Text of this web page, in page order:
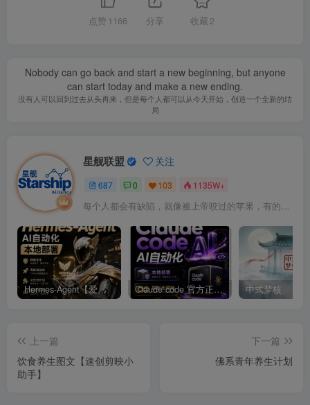
点赞 1166 分享 收藏 2
Nobody can go back and start a new beginning, but anyone
can start today and make a new ending.
没有人可以回到过去从头再来，但是每个人都可以从今天开始，创造一个全新的结
局
星舰联盟 关注
687 0 103 1135W+
每个人都会有缺陷，就像被上帝咬过的苹果，有的人缺陷比较大，正是因为上帝特别喜欢他的芬芳
Hermes-Agent【爱马仕】AI自动化部署【会员免费领取安装包】 Claude code 官方正版 超强工具【会员免费领取安装包】 中式梦核
上一篇
饮食养生图文【速创剪映小
助手】
下一篇
佛系青年养生计划